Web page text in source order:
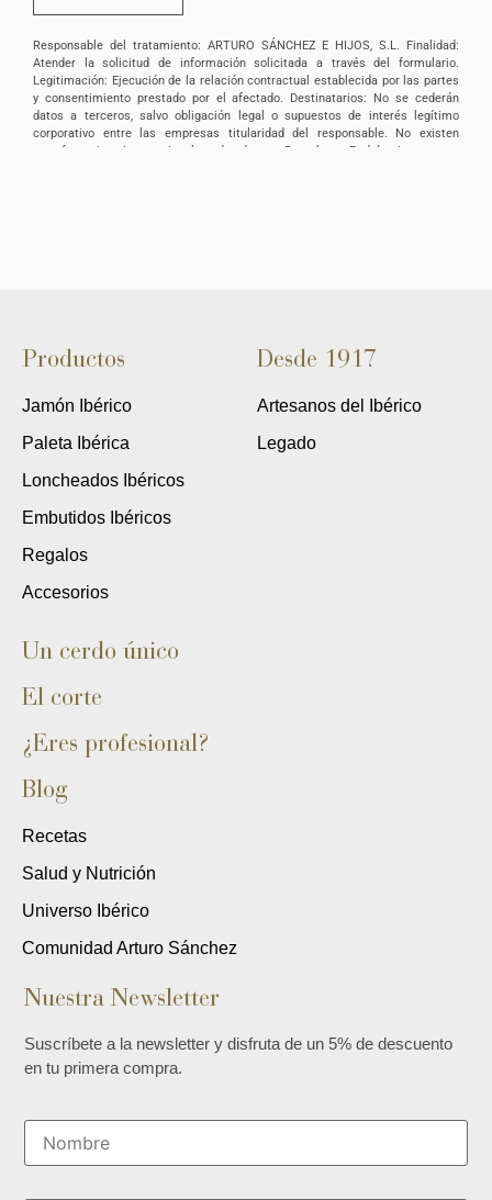
Responsable del tratamiento: ARTURO SÁNCHEZ E HIJOS, S.L. Finalidad:
Atender la solicitud de información solicitada a través del formulario.
Legitimación: Ejecución de la relación contractual establecida por las partes
y consentimiento prestado por el afectado. Destinatarios: No se cederán
datos a terceros, salvo obligación legal o supuestos de interés legítimo
corporativo entre las empresas titularidad del responsable. No existen
transferencias internacionales de datos. Derechos: Podrá ejercer sus
Productos
Jamón Ibérico
Paleta Ibérica
Loncheados Ibéricos
Embutidos Ibéricos
Regalos
Accesorios
Desde 1917
Artesanos del Ibérico
Legado
Un cerdo único
El corte
¿Eres profesional?
Blog
Recetas
Salud y Nutrición
Universo Ibérico
Comunidad Arturo Sánchez
Nuestra Newsletter
Suscríbete a la newsletter y disfruta de un 5% de descuento
en tu primera compra.